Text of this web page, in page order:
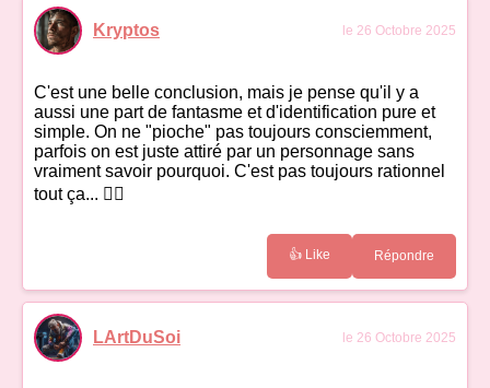
Kryptos le 26 Octobre 2025
C'est une belle conclusion, mais je pense qu'il y a
aussi une part de fantasme et d'identification pure et
simple. On ne "pioche" pas toujours consciemment,
parfois on est juste attiré par un personnage sans
vraiment savoir pourquoi. C'est pas toujours rationnel
tout ça... 🤷‍♂️
👍 Like Répondre
LArtDuSoi le 26 Octobre 2025